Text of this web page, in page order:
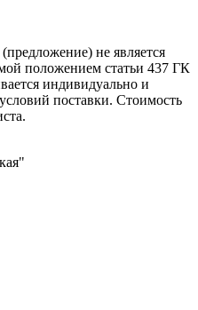
не является
положением статьи 437 ГК
индивидуально и
поставки. Стоимость